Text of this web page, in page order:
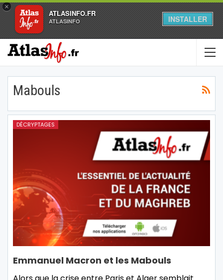
×
ATLASINFO.FR
ATLASINFO INSTALLER
Mabouls
DÉCRYPTAGES
Emmanuel Macron et les Mabouls